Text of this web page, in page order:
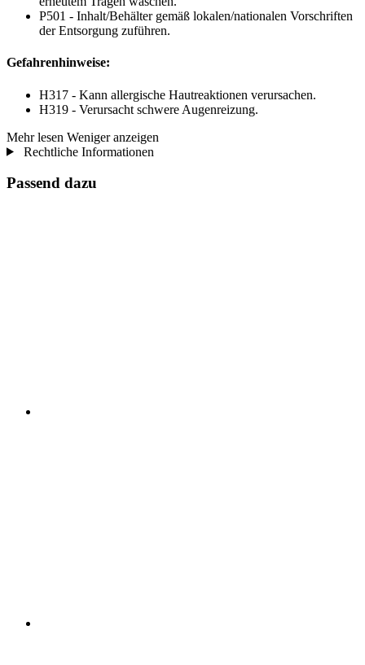
P501 - Inhalt/Behälter gemäß lokalen/nationalen Vorschriften
der Entsorgung zuführen.
Gefahrenhinweise:
H317 - Kann allergische Hautreaktionen verursachen.
H319 - Verursacht schwere Augenreizung.
Mehr lesen Weniger anzeigen
Rechtliche Informationen
Passend dazu